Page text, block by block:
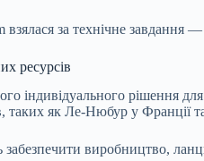
за технічне завдання
ресурсів
індивідуального рішення
як Ле-Нюбур у Франції та
забезпечити виробництво,